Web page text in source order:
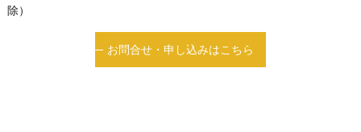
除）
お問合せ・申し込みはこちら